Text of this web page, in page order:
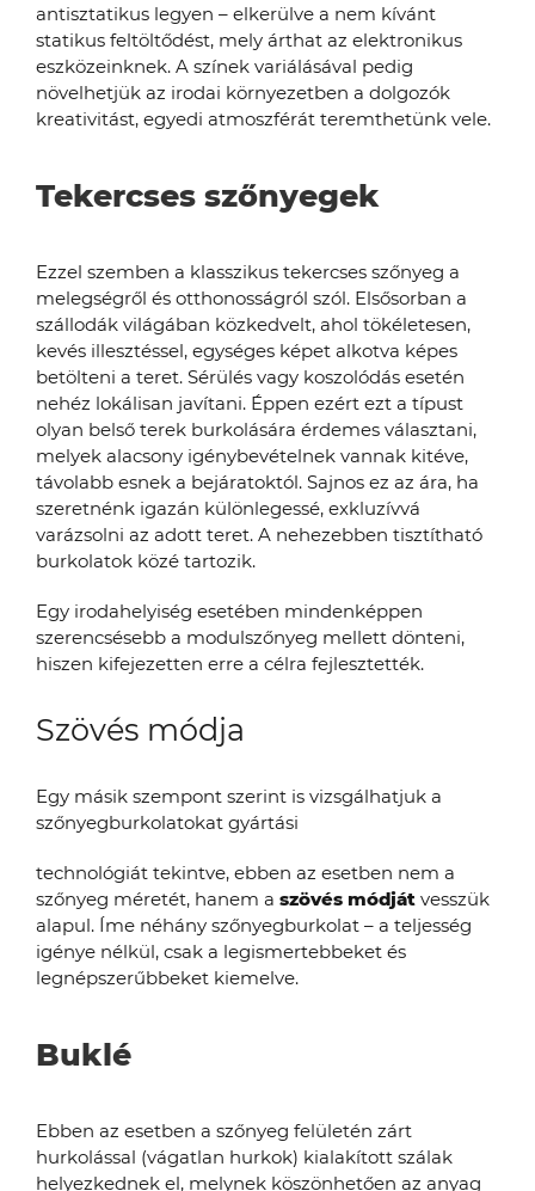
antisztatikus legyen – elkerülve a nem kívánt
statikus feltöltődést, mely árthat az elektronikus
eszközeinknek. A színek variálásával pedig
növelhetjük az irodai környezetben a dolgozók
kreativitást, egyedi atmoszférát teremthetünk vele.
Tekercses szőnyegek
Ezzel szemben a klasszikus tekercses szőnyeg a
melegségről és otthonosságról szól. Elsősorban a
szállodák világában közkedvelt, ahol tökéletesen,
kevés illesztéssel, egységes képet alkotva képes
betölteni a teret. Sérülés vagy koszolódás esetén
nehéz lokálisan javítani. Éppen ezért ezt a típust
olyan belső terek burkolására érdemes választani,
melyek alacsony igénybevételnek vannak kitéve,
távolabb esnek a bejáratoktól. Sajnos ez az ára, ha
szeretnénk igazán különlegessé, exkluzívvá
varázsolni az adott teret. A nehezebben tisztítható
burkolatok közé tartozik.
Egy irodahelyiség esetében mindenképpen
szerencsésebb a modulszőnyeg mellett dönteni,
hiszen kifejezetten erre a célra fejlesztették.
Szövés módja
Egy másik szempont szerint is vizsgálhatjuk a
szőnyegburkolatokat gyártási
technológiát tekintve, ebben az esetben nem a
szőnyeg méretét, hanem a szövés módját vesszük
alapul. Íme néhány szőnyegburkolat – a teljesség
igénye nélkül, csak a legismertebbeket és
legnépszerűbbeket kiemelve.
Buklé
Ebben az esetben a szőnyeg felületén zárt
hurkolással (vágatlan hurkok) kialakított szálak
helyezkednek el, melynek köszönhetően az anyag